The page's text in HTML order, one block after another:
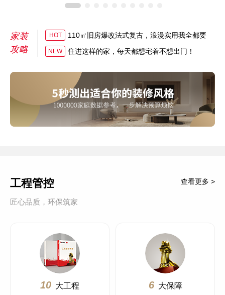
家装
攻略
HOT 110㎡旧房爆改法式复古，浪漫实用我全都要
NEW 住进这样的家，每天都想宅着不想出门！
工程管控
匠心品质，环保筑家
查看更多 >
10 大工程 6 大保障